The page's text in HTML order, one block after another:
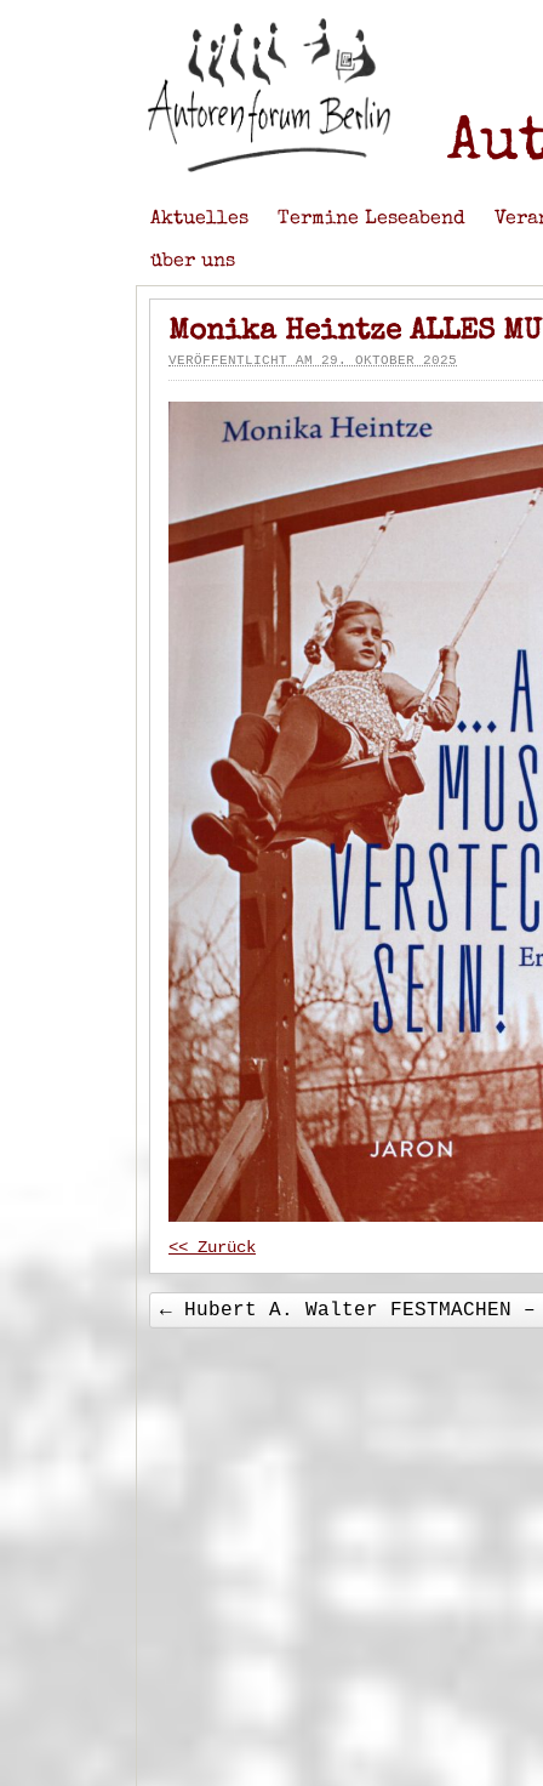
Aktuelles Termine Leseabend
über uns
Monika Heintze ALLES
VERÖFFENTLICHT AM 29. OKTOBER 2025
<< Zurück
← Hubert A. Walter FESTMACHEN –